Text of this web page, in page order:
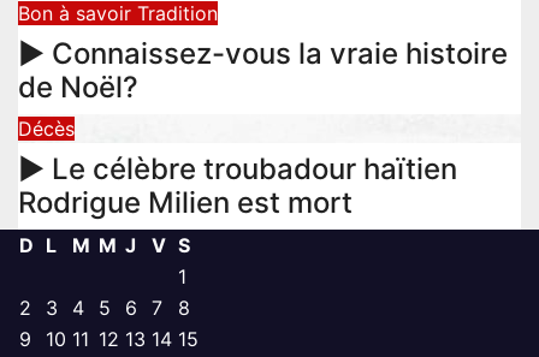
Bon à savoir Tradition
► Connaissez-vous la vraie histoire
de Noël?
Décès
► Le célèbre troubadour haïtien
Rodrigue Milien est mort
D L M M J V S
1
2
3 4 5 6 7
8
9
10 11 12 13 14 15